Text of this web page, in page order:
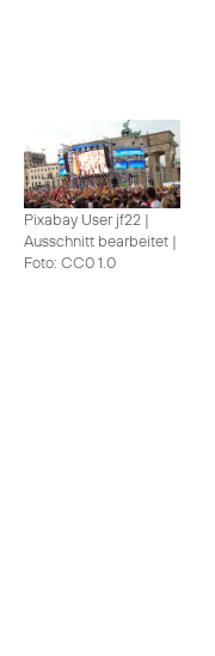
Pixabay User jf22 |
Ausschnitt bearbeitet |
Foto: CC0 1.0